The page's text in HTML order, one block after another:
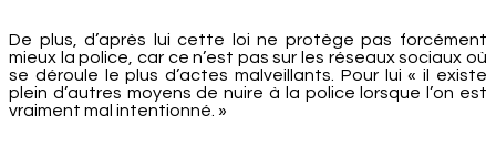
De plus, d’après lui cette loi ne protège pas forcément
mieux la police, car ce n’est pas sur les réseaux sociaux où
se déroule le plus d’actes malveillants. Pour lui « il existe
plein d’autres moyens de nuire à la police lorsque l’on est
vraiment mal intentionné. »